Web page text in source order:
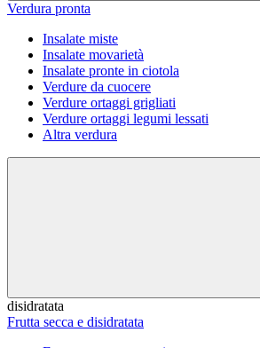
Verdura pronta
Insalate miste
Insalate movarietà
Insalate pronte in ciotola
Verdure da cuocere
Verdure ortaggi grigliati
Verdure ortaggi legumi lessati
Altra verdura
disidratata
Frutta secca e disidratata